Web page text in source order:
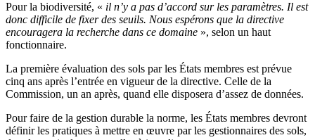
Pour la biodiversité, « il n’y a pas d’accord sur les paramètres. Il est
donc difficile de fixer des seuils. Nous espérons que la directive
encouragera la recherche dans ce domaine », selon un haut
fonctionnaire.
La première évaluation des sols par les États membres est prévue
cinq ans après l’entrée en vigueur de la directive. Celle de la
Commission, un an après, quand elle disposera d’assez de données.
Pour faire de la gestion durable la norme, les États membres devront
définir les pratiques à mettre en œuvre par les gestionnaires des sols,